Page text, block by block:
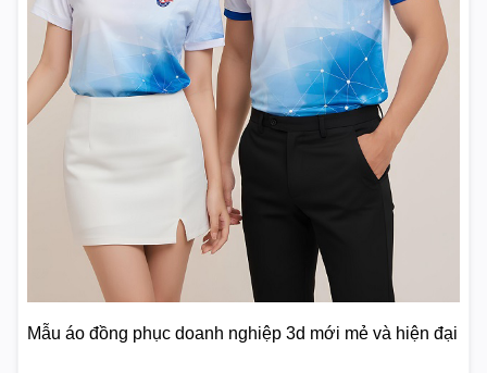
Mẫu áo đồng phục doanh nghiệp 3d mới mẻ và hiện đại